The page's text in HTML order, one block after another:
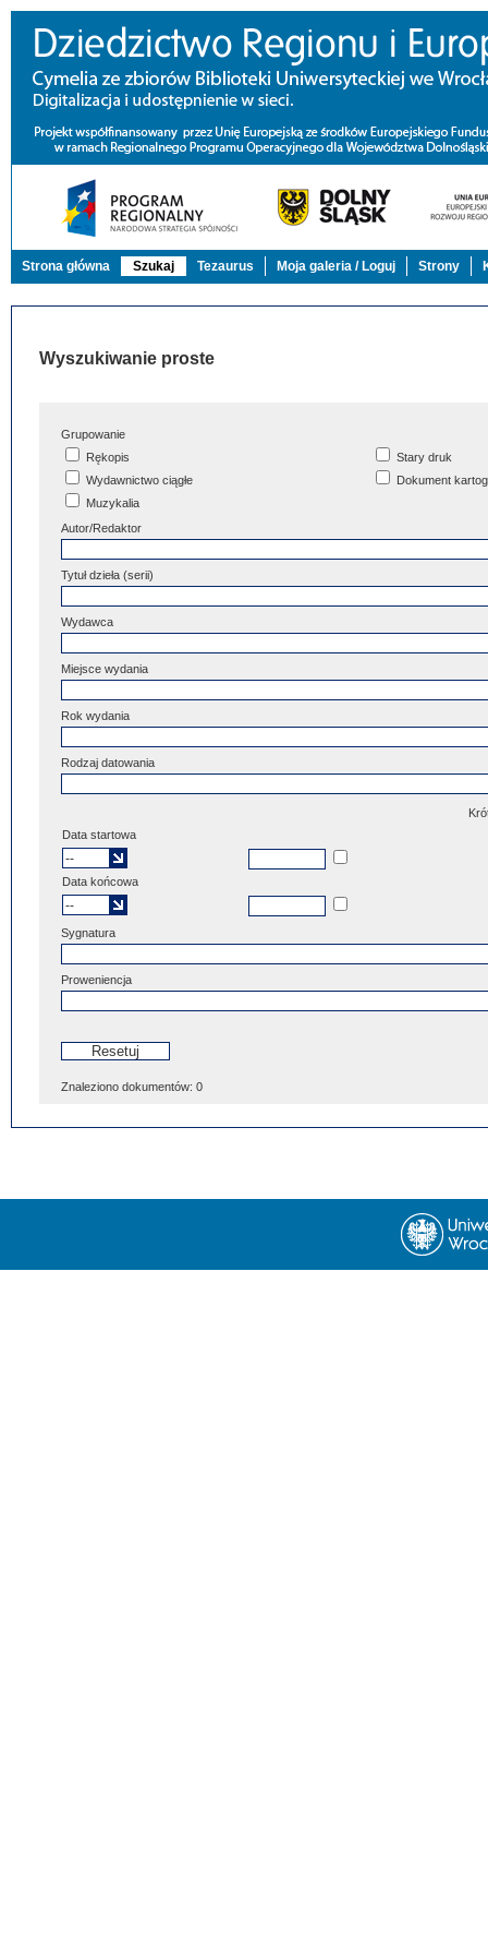
Strona główna Szukaj Tezaurus Moja galeria / Loguj Strony
Wyszukiwanie proste
Grupowanie
Rękopis
Stary druk
Wydawnictwo ciągłe
Dokument
Muzykalia
Autor/Redaktor
Tytuł dzieła (serii)
Wydawca
Miejsce wydania
Rok wydania
Rodzaj datowania
Data startowa
Data końcowa
Sygnatura
Proweniencja
Znaleziono dokumentów: 0